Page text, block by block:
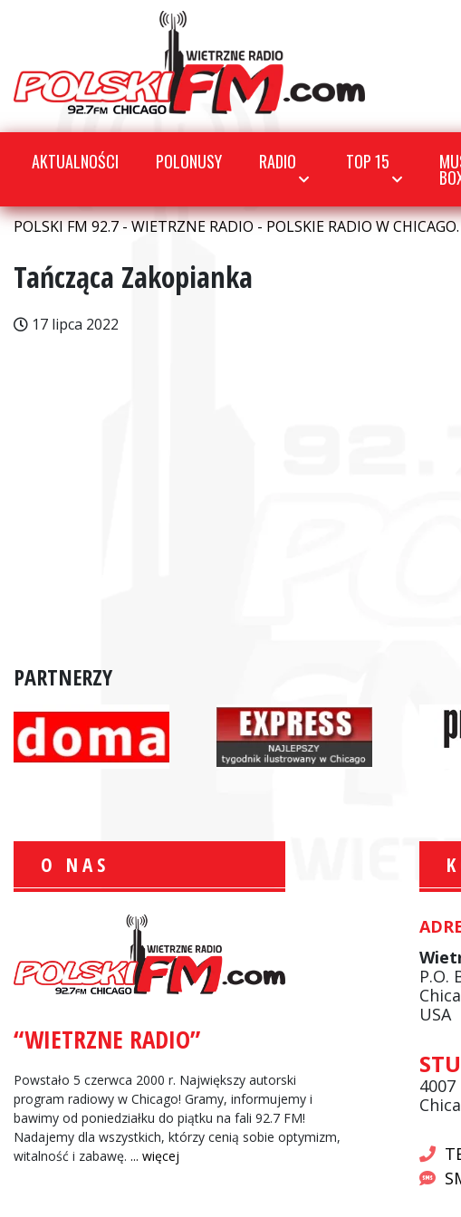
AKTUALNOŚCI POLONUSY RADIO TOP 15
POLSKI FM 92.7 - WIETRZNE RADIO - POLSKIE RADIO W CHICAGO.
Tańcząca Zakopianka
17 lipca 2022
PARTNERZY
O NAS
“WIETRZNE RADIO”
Powstało 5 czerwca 2000 r. Największy autorski
program radiowy w Chicago! Gramy, informujemy i
bawimy od poniedziałku do piątku na fali 92.7 FM!
Nadajemy dla wszystkich, którzy cenią sobie optymizm,
witalność i zabawę. ... więcej
P.O.
USA
Sport Polonijny
Zbigniew Wojewnik: